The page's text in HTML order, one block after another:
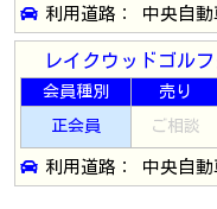
利用道路： 中央自
レイクウッドゴル
会員種別 売り
正会員 ご相談
利用道路： 中央自